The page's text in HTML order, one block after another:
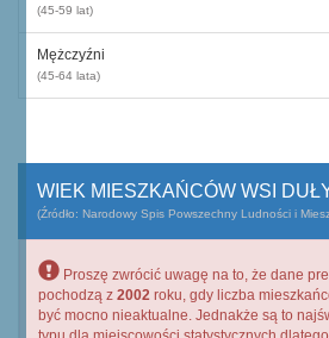
(45-59 lat)
Mężczyźni
(45-64 lata)
WIEK MIESZKAŃCÓW WSI
(Źródło: Narodowy Spis Powszechny Ludności i
Proszę zwrócić uwagę na to, że dane
pochodzą z 2002 roku, gdy liczba
być mocno nieaktualne. Jednakże są to